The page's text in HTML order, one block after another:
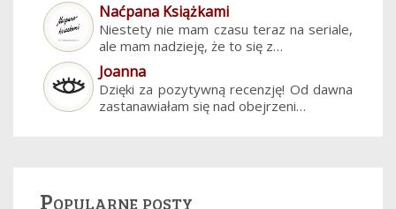
Naćpana Książkami
Niestety nie mam czasu teraz na seriale,
ale mam nadzieję, że to się z…
Joanna
Dzięki za pozytywną recenzję! Od dawna
zastanawiałam się nad obejrzeni…
Popularne posty